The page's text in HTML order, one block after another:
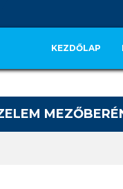
KEZDŐLAP